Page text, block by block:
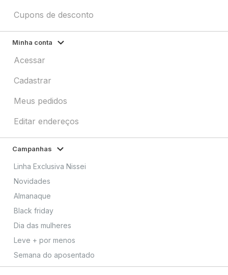
Cupons de desconto
Minha conta
Acessar
Cadastrar
Meus pedidos
Editar endereços
Campanhas
Linha Exclusiva Nissei
Novidades
Almanaque
Black friday
Dia das mulheres
Leve + por menos
Semana do aposentado